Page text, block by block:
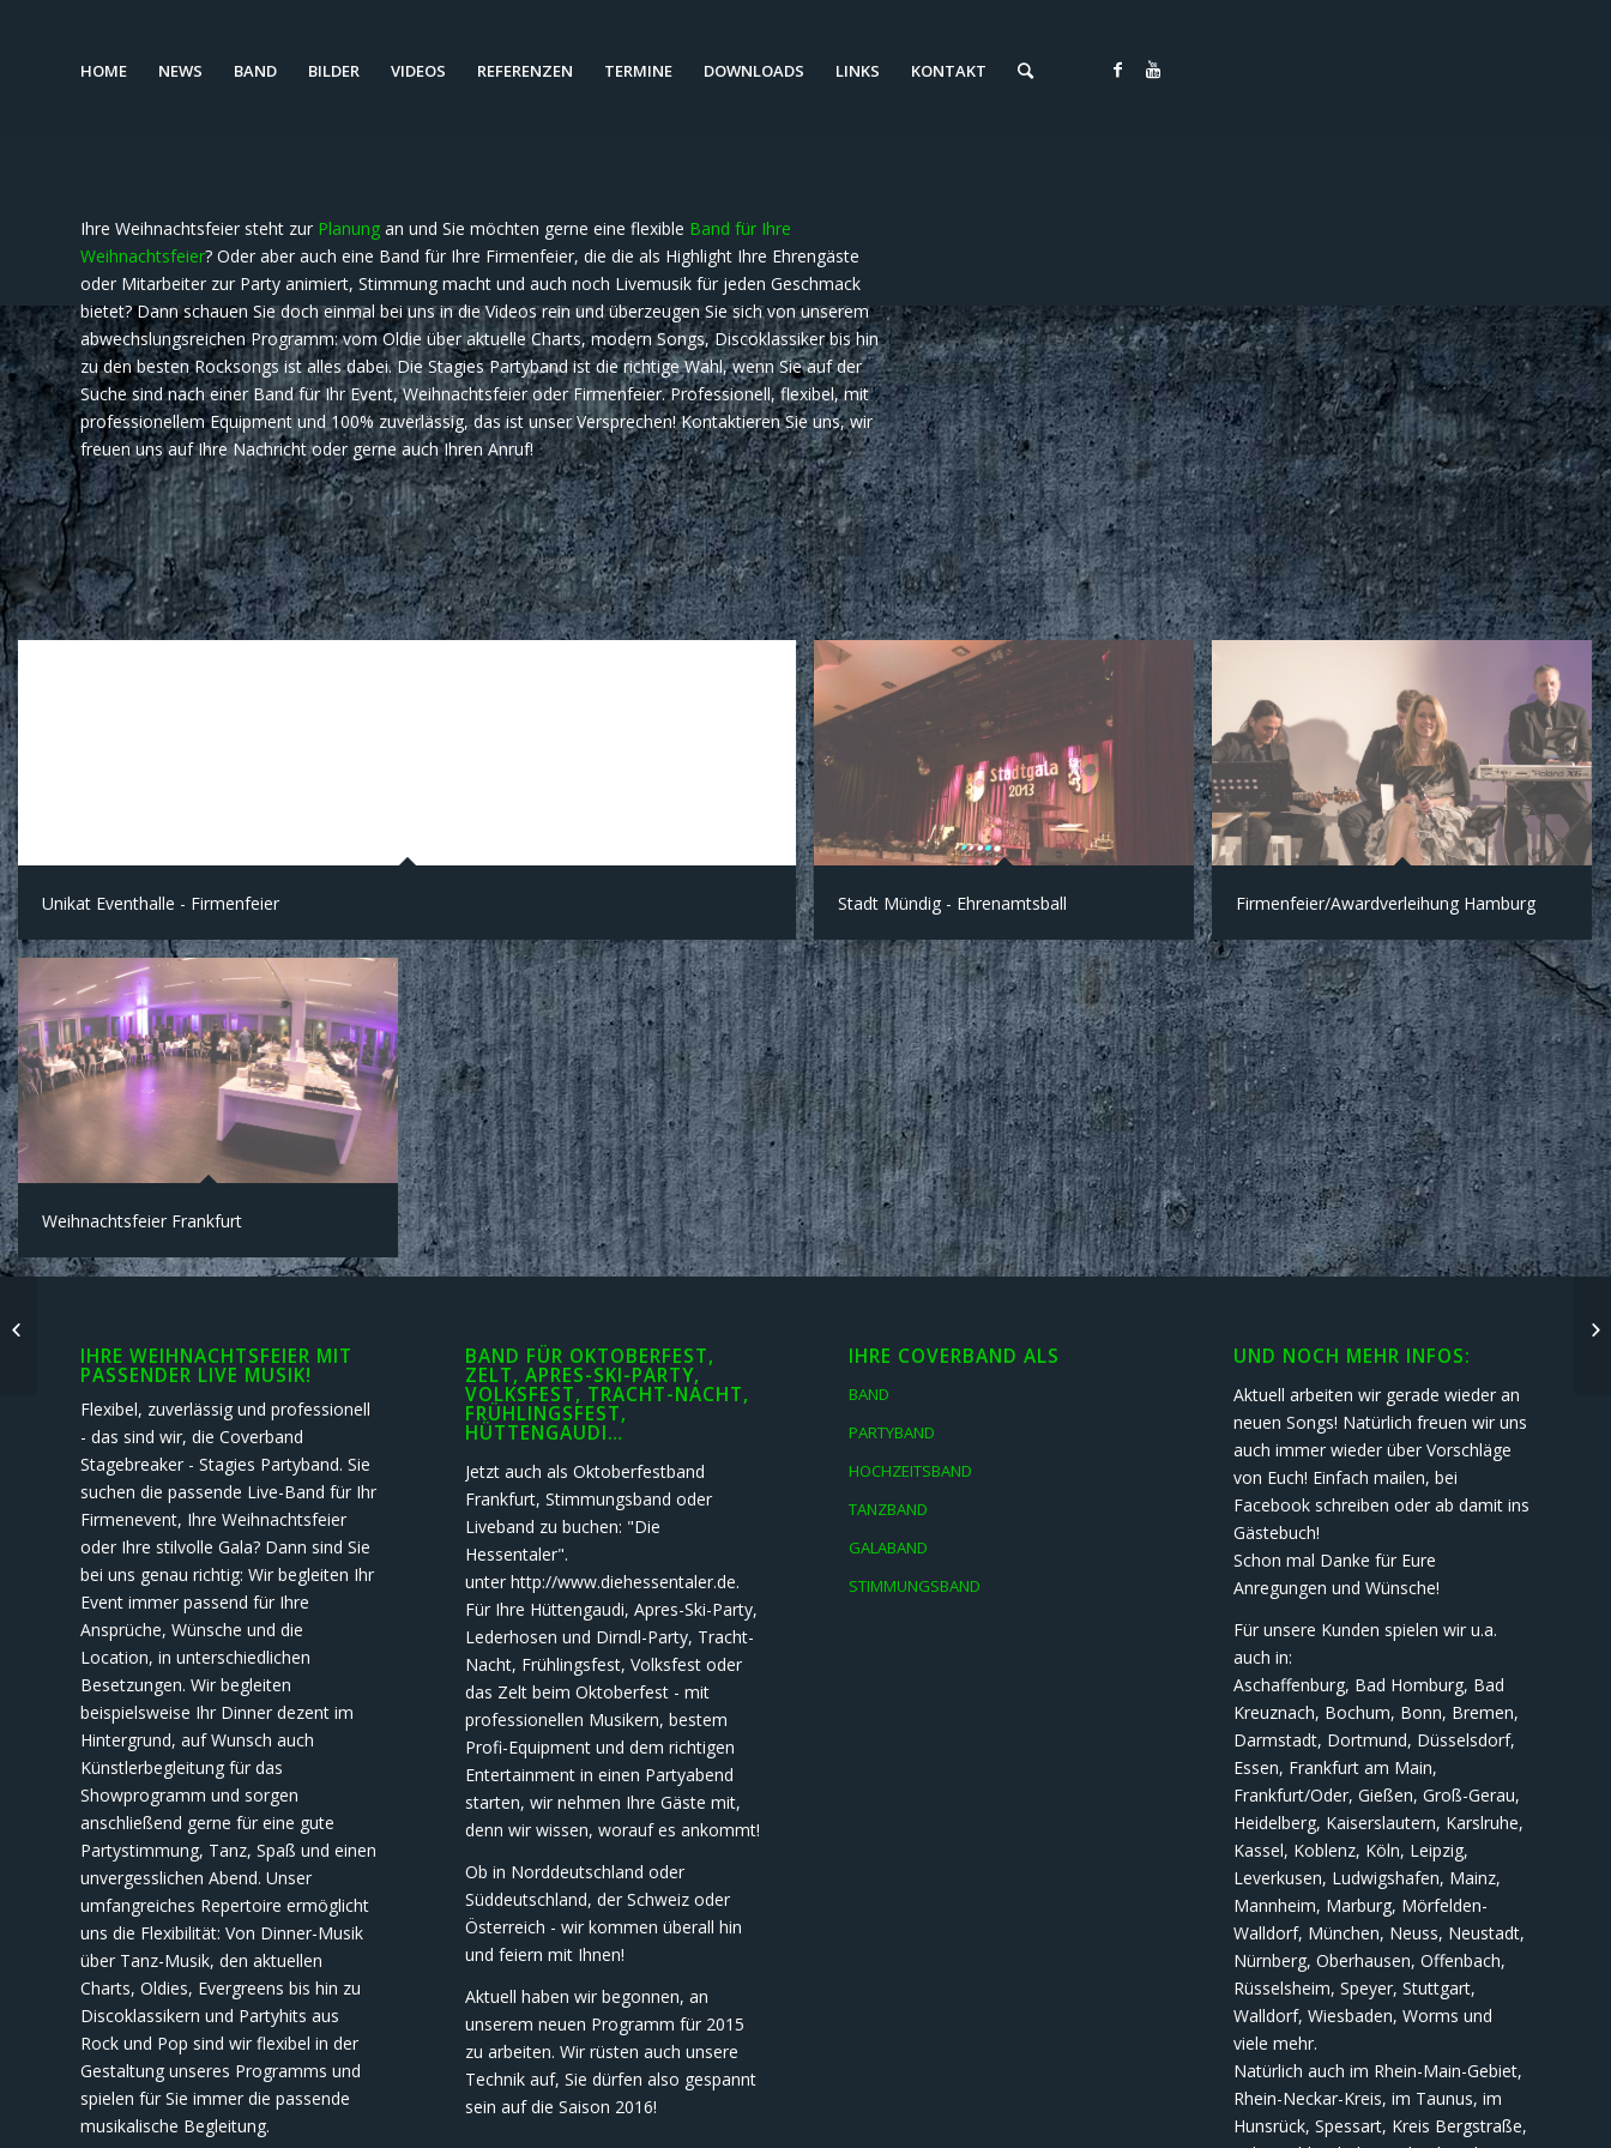
HOME NEWS BAND BILDER VIDEOS REFERENZEN TERMINE DOWNLOADS LINKS KONTAKT
Ihre Weihnachtsfeier steht zur Planung an und Sie möchten gerne eine flexible Band für Ihre
Weihnachtsfeier? Oder aber auch eine Band für Ihre Firmenfeier, die die als Highlight Ihre Ehrengäste
oder Mitarbeiter zur Party animiert, Stimmung macht und auch noch Livemusik für jeden Geschmack
bietet? Dann schauen Sie doch einmal bei uns in die Videos rein und überzeugen Sie sich von unserem
abwechslungsreichen Programm: vom Oldie über aktuelle Charts, modern Songs, Discoklassiker bis hin
zu den besten Rocksongs ist alles dabei. Die Stagies Partyband ist die richtige Wahl, wenn Sie auf der
Suche sind nach einer Band für Ihr Event, Weihnachtsfeier oder Firmenfeier. Professionell, flexibel, mit
professionellem Equipment und 100% zuverlässig, das ist unser Versprechen! Kontaktieren Sie uns, wir
freuen uns auf Ihre Nachricht oder gerne auch Ihren Anruf!
Unikat Eventhalle - Firmenfeier Stadt Mündig - Ehrenamtsball Firmenfeier/Awardverleihung Hamburg
Weihnachtsfeier Frankfurt
IHRE WEIHNACHTSFEIER MIT
PASSENDER LIVE MUSIK!
Flexibel, zuverlässig und professionell
- das sind wir, die Coverband
Stagebreaker - Stagies Partyband. Sie
suchen die passende Live-Band für Ihr
Firmenevent, Ihre Weihnachtsfeier
oder Ihre stilvolle Gala? Dann sind Sie
bei uns genau richtig: Wir begleiten Ihr
Event immer passend für Ihre
Ansprüche, Wünsche und die
Location, in unterschiedlichen
Besetzungen. Wir begleiten
beispielsweise Ihr Dinner dezent im
Hintergrund, auf Wunsch auch
Künstlerbegleitung für das
Showprogramm und sorgen
anschließend gerne für eine gute
Partystimmung, Tanz, Spaß und einen
unvergesslichen Abend. Unser
umfangreiches Repertoire ermöglicht
uns die Flexibilität: Von Dinner-Musik
über Tanz-Musik, den aktuellen
Charts, Oldies, Evergreens bis hin zu
Discoklassikern und Partyhits aus
Rock und Pop sind wir flexibel in der
Gestaltung unseres Programms und
spielen für Sie immer die passende
musikalische Begleitung.
BAND FÜR OKTOBERFEST,
ZELT, APRES-SKI-PARTY,
VOLKSFEST, TRACHT-NACHT,
FRÜHLINGSFEST,
HÜTTENGAUDI…
Jetzt auch als Oktoberfestband
Frankfurt, Stimmungsband oder
Liveband zu buchen: "Die
Hessentaler".
unter http://www.diehessentaler.de.
Für Ihre Hüttengaudi, Apres-Ski-Party,
Lederhosen und Dirndl-Party, Tracht-
Nacht, Frühlingsfest, Volksfest oder
das Zelt beim Oktoberfest - mit
professionellen Musikern, bestem
Profi-Equipment und dem richtigen
Entertainment in einen Partyabend
starten, wir nehmen Ihre Gäste mit,
denn wir wissen, worauf es ankommt!
Ob in Norddeutschland oder
Süddeutschland, der Schweiz oder
Österreich - wir kommen überall hin
und feiern mit Ihnen!
Aktuell haben wir begonnen, an
unserem neuen Programm für 2015
zu arbeiten. Wir rüsten auch unsere
Technik auf, Sie dürfen also gespannt
sein auf die Saison 2016!
IHRE COVERBAND ALS
BAND
PARTYBAND
HOCHZEITSBAND
TANZBAND
GALABAND
STIMMUNGSBAND
UND NOCH MEHR INFOS:
Aktuell arbeiten wir gerade wieder an
neuen Songs! Natürlich freuen wir uns
auch immer wieder über Vorschläge
von Euch! Einfach mailen, bei
Facebook schreiben oder ab damit ins
Gästebuch!
Schon mal Danke für Eure
Anregungen und Wünsche!
Für unsere Kunden spielen wir u.a.
auch in:
Aschaffenburg, Bad Homburg, Bad
Kreuznach, Bochum, Bonn, Bremen,
Darmstadt, Dortmund, Düsselsdorf,
Essen, Frankfurt am Main,
Frankfurt/Oder, Gießen, Groß-Gerau,
Heidelberg, Kaiserslautern, Karslruhe,
Kassel, Koblenz, Köln, Leipzig,
Leverkusen, Ludwigshafen, Mainz,
Mannheim, Marburg, Mörfelden-
Walldorf, München, Neuss, Neustadt,
Nürnberg, Oberhausen, Offenbach,
Rüsselsheim, Speyer, Stuttgart,
Walldorf, Wiesbaden, Worms und
viele mehr.
Natürlich auch im Rhein-Main-Gebiet,
Rhein-Neckar-Kreis, im Taunus, im
Hunsrück, Spessart, Kreis Bergstraße,
Acoustic...